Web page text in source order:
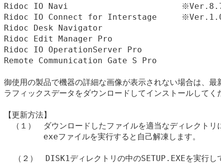
Ridoc IO Navi
Ridoc IO Connect for Interstage
Ridoc Desk Navigator
Ridoc Edit Manager Pro
Ridoc IO OperationServer Pro
Remote Communication Gate S Pro
御使用の製品で機器の詳細な画像が表示されない場合は、最
ラフィックスデータをダウンロードしてインストールしてく
【更新方法】
（１）　ダウンロードしたファイルを適当なディレクトリ
exeファイルを実行すると自己解凍します。
（２）　DISK1ディレクトリの中のSETUP.EXEを実行し